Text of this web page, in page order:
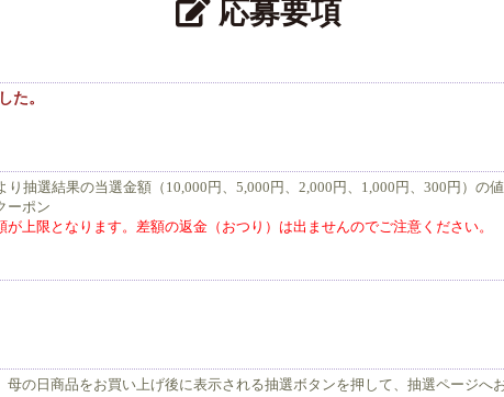
応募要項
た。
り抽選結果の当選金額（10,000円、5,000円、2,000円、1,000円、300円）の
ーポン
上限となります。差額の返金（おつり）は出ませんのでご注意ください。
の日商品をお買い上げ後に表示される抽選ボタンを押して、抽選ページへ